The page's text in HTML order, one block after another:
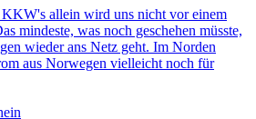
allein wird uns nicht vor einem
mindeste, was noch geschehen müsste,
wieder ans Netz geht. Im Norden
aus Norwegen vielleicht noch für